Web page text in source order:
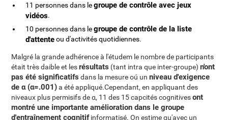
11 personnes dans legroupe de contrôle avec jeux
vidéos.
10 personnes dans legroupe de contrôle de la liste
d'attenteou d'activités quotidiennes.
Malgré la grande adhérence à l'étudem le nombre de participants
était très daible et lesrésultats (tant intra que inter-groupe)n'ont
pas été significatifs dans la mesure oú unniveau d'exigence
de α (α=.001)a été appliqué.Cependant, en appliquant des
niveaux plus permisifs de α, 11 des 15 capcités cognitivesont
montré une importante amélioration dans le groupe
d'entraînement cognitifinformatisé. On estime qu'avec un